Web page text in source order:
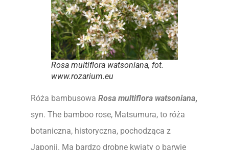
Rosa multiflora watsoniana, fot.
www.rozarium.eu
Róża bambusowa Rosa multiflora watsoniana,
syn. The bamboo rose, Matsumura, to róża
botaniczna, historyczna, pochodząca z
Japonii. Ma bardzo drobne kwiaty o barwie